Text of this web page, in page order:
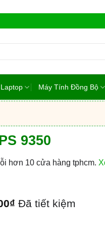
Máy Tính Đồng Bộ
9350
hơn 10 cửa hàng tphcm.
₫ Đã tiết kiệm